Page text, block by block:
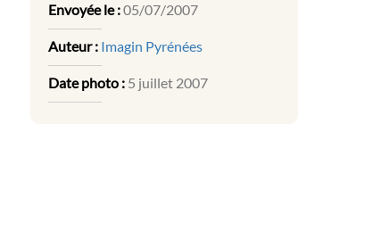
Envoyée le :05/07/2007
Auteur : Imagin Pyrénées
Date photo : 5 juillet 2007